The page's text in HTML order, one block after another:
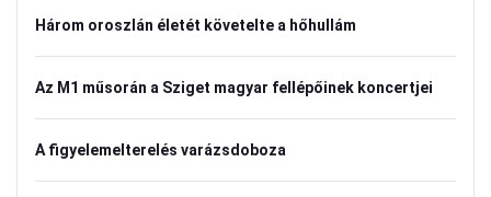
Három oroszlán életét követelte a hőhullám
Az M1 műsorán a Sziget magyar fellépőinek koncertjei
A figyelemelterelés varázsdoboza